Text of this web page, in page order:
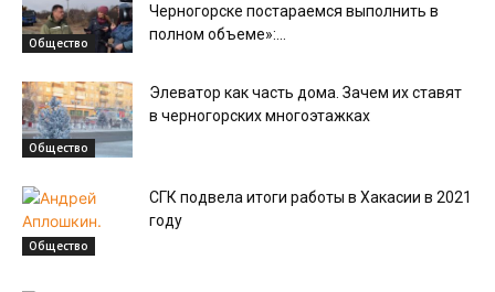
Общество
Черногорске постараемся выполнить в
полном объеме»:...
Общество
Элеватор как часть дома. Зачем их ставят
в черногорских многоэтажках
Общество
СГК подвела итоги работы в Хакасии в 2021
году